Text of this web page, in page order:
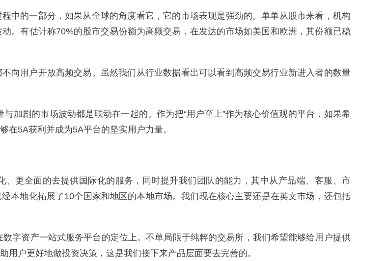
中的一部分，如果从全球的角度看它，它的市场表现是强劲的。单单从股市来看，机构
。有估计称70%的股市交易份额为高频交易，在发达的市场如美国和欧洲，其份额已稳
向用户开放高频交易。虽然我们从行业数据看出可以看到高频交易行业新进入者的数量
加剧的市场波动都是联动在一起的。作为把“用户至上”作为核心价值观的平台，如果希
在5A获利并成为5A平台的坚实用户力量。
更全面的去提供国际化的服务，同时提升我们团队的能力，其中从产品端、客服、市
本地化拓展了10个国家和地区的本地市场。我们现在核心主要还是在英文市场，还包括
字资产一站式服务平台的定位上。不单局限于纯粹的交易所，我们希望能够给用户提供
户更好地做投资决策，这是我们接下来产品层面要去完善的。